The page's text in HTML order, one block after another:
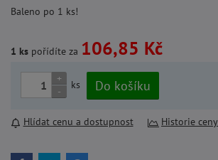
Baleno po 1 ks!
1 ks pořídíte za 106,85 Kč
+
-
ks Do košíku
Hlídat cenu a dostupnost Historie ceny